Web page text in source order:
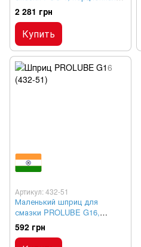
подача
2 281 грн
Купить
Артикул: 432-51
Маленький шприц для
смазки PROLUBE G16,
пистолетного типа со
стальной трубкой, 240 бар
592 грн